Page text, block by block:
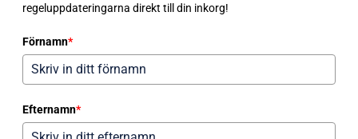
regeluppdateringarna direkt till din inkorg!
Förnamn*
Efternamn*